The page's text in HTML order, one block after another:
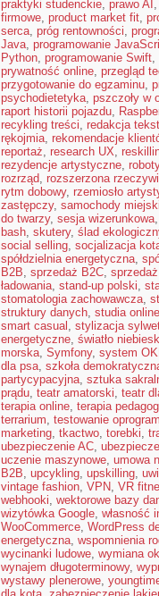
praktyki studenckie, prawo AI ,
firmowe, product market fit,
serca, próg rentowności,
Java, programowanie
Python, programowanie Swift,
prywatność online, przegląd
przygotowanie do egzaminu,
psychodietetyka, pszczoły w
raport historii pojazdu,
recykling treści, redakcja
rękojmia, rekomendacje
reportaż, research UX,
rezydencje artystyczne,
rozrząd, rozszerzona
rytm dobowy, rzemiosło
zastępczy, samochody
do twarzy, sesja wizerunkowa,
bash, skutery, ślad
social selling, socjalizacja
spółdzielnia energetyczna,
B2B, sprzedaż B2C,
ładowania, stand-up polski,
stomatologia zachowawcza,
struktury danych, studia online
smart casual , stylizacja
energetyczne, światło
morska, Symfony, system
dla psa, szkoła
partycypacyjna, sztuka
prądu, teatr amatorski, teatr
terapia online, terapia
terrarium, testowanie
marketing, tkactwo, torebki,
ubezpieczenie AC,
uczenie maszynowe, umowa
B2B, upcykling, upskilling,
vintage fashion, VPN, VR
webhooki, wektorowe bazy
wizytówka Google, własność
WooCommerce, WordPress
energetyczna, wspomnienia
wycinanki ludowe, wymiana
wynajem długoterminowy,
wystawy plenerowe,